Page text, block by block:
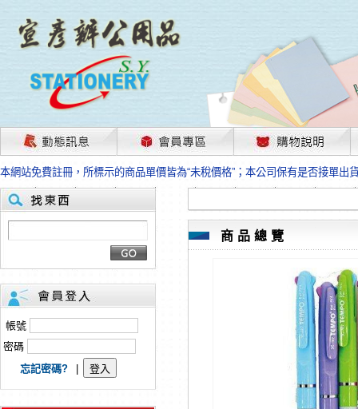
茲因國際情勢變化石油及塑化原物料波動漲幅甚大，部份上游供應商已採取
本網站免費註冊，所標示的商品單價皆為“未稅價格”；本公司保有是否接單出
HP、EPSON、CANON原廠耗材價格浮動，下單前請先跟客服人員確認最新
本網站免費註冊，所標示的商品單價皆為“未稅價格”；本公司保有是否接單出
匯款客戶請注意！因商品繁複來不及發現短缺，遂待客服人員跟您確認訂單
本網站免費註冊，所標示的商品單價皆為“未稅價格”；本公司保有是否接單出
茲因國際情勢變化石油及塑化原物料波動漲幅甚大，部份上游供應商已採取
本網站免費註冊，所標示的商品單價皆為“未稅價格”；本公司保有是否接單出
HP、EPSON、CANON原廠耗材價格浮動，下單前請先跟客服人員確認最新
本網站免費註冊，所標示的商品單價皆為“未稅價格”；本公司保有是否接單出
匯款客戶請注意！因商品繁複來不及發現短缺，遂待客服人員跟您確認訂單
本網站免費註冊，所標示的商品單價皆為“未稅價格”；本公司保有是否接單出
帳號
密碼
忘記密碼?
商品總覽